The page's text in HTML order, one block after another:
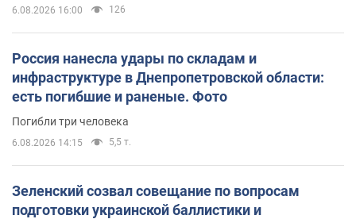
6.08.2026 16:00 126
Россия нанесла удары по складам и
инфраструктуре в Днепропетровской области:
есть погибшие и раненые. Фото
Погибли три человека
6.08.2026 14:15 5,5 т.
Зеленский созвал совещание по вопросам
подготовки украинской баллистики и